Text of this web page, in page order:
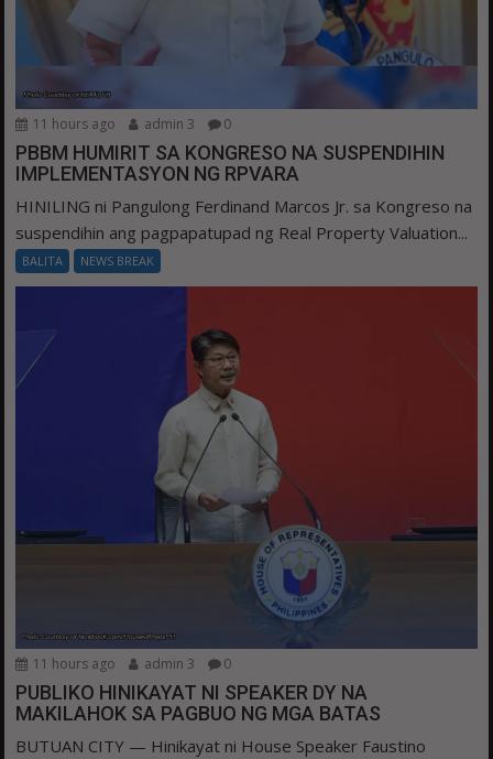
11 hours ago admin 3 0
PBBM HUMIRIT SA KONGRESO NA SUSPENDIHIN
IMPLEMENTASYON NG RPVARA
HINILING ni Pangulong Ferdinand Marcos Jr. sa Kongreso na
suspendihin ang pagpapatupad ng Real Property Valuation...
BALITA NEWS BREAK
11 hours ago admin 3 0
PUBLIKO HINIKAYAT NI SPEAKER DY NA
MAKILAHOK SA PAGBUO NG MGA BATAS
BUTUAN CITY — Hinikayat ni House Speaker Faustino